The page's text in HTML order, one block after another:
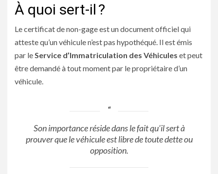
À quoi sert-il ?
Le certificat de non-gage est un document officiel qui
atteste qu’un véhicule n’est pas hypothéqué. Il est émis
par leService d’Immatriculation des Véhicules et peut
être demandé à tout moment par le propriétaire d’un
véhicule.
Son importance réside dans le fait qu’il sert à
prouver que le véhicule est libre de toute dette ou
opposition.